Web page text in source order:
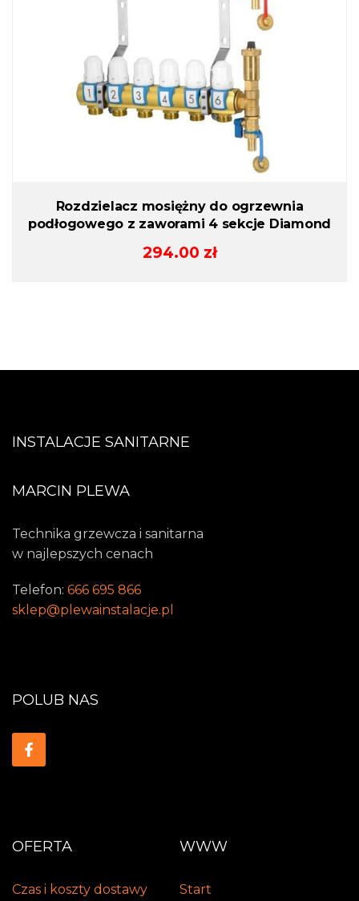
Rozdzielacz mosiężny do ogrzewnia
podłogowego z zaworami 4 sekcje Diamond
294.00 zł
INSTALACJE SANITARNE
MARCIN PLEWA
Technika grzewcza i sanitarna
w najlepszych cenach
Telefon: 666 695 866
sklep@plewainstalacje.pl
OFERTA
Czas i koszty dostawy
WWW
Start
POLUB NAS